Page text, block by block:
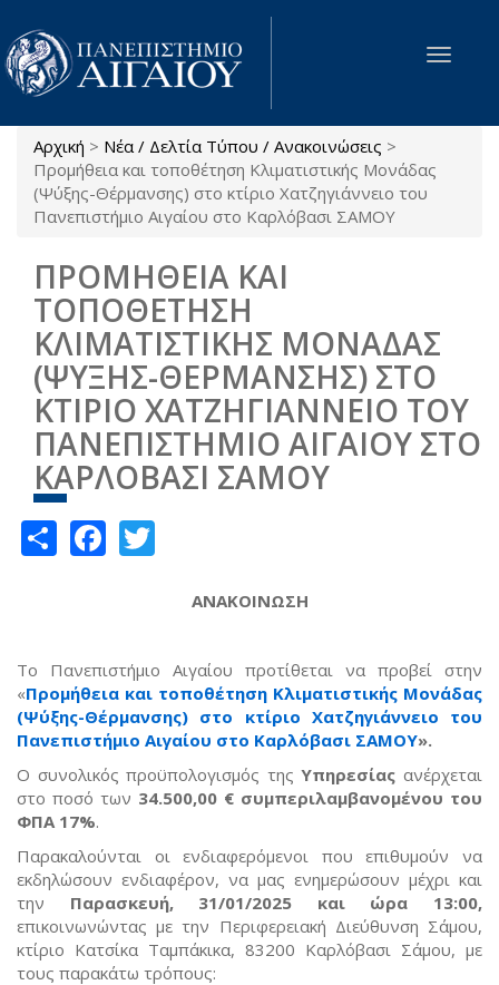
Παράκαμψη προς το κυρίως περιεχόμενο
Toggle
Είστε εδώ
Αρχική > Νέα / Δελτία Τύπου / Ανακοινώσεις >
Προμήθεια και τοποθέτηση Κλιματιστικής Μονάδας
(Ψύξης-Θέρμανσης) στο κτίριο Χατζηγιάννειο του
Πανεπιστήμιο Αιγαίου στο Καρλόβασι ΣΑΜΟΥ
ΠΡΟΜΗΘΕΙΑ ΚΑΙ
ΤΟΠΟΘΕΤΗΣΗ
ΚΛΙΜΑΤΙΣΤΙΚΗΣ ΜΟΝΑΔΑΣ
(ΨΥΞΗΣ-ΘΕΡΜΑΝΣΗΣ) ΣΤΟ
ΚΤΙΡΙΟ ΧΑΤΖΗΓΙΑΝΝΕΙΟ ΤΟΥ
ΠΑΝΕΠΙΣΤΗΜΙΟ ΑΙΓΑΙΟΥ ΣΤΟ
ΚΑΡΛΟΒΑΣΙ ΣΑΜΟΥ
ShareFacebook
ΑΝΑΚΟΙΝΩΣΗ
Το Πανεπιστήμιο Αιγαίου προτίθεται να προβεί στην
«Προμήθεια και τοποθέτηση Κλιματιστικής Μονάδας
(Ψύξης-Θέρμανσης) στο κτίριο Χατζηγιάννειο του
Πανεπιστήμιο Αιγαίου στο Καρλόβασι ΣΑΜΟΥ».
Ο συνολικός προϋπολογισμός τηςΥπηρεσίας ανέρχεται
στο ποσό των 34.500,00 € συμπεριλαμβανομένου του
ΦΠΑ 17%.
Παρακαλούνται οι ενδιαφερόμενοι που επιθυμούν να
εκδηλώσουν ενδιαφέρον, να μας ενημερώσουν μέχρι και
την Παρασκευή, 31/01/2025 και ώρα 13:00,
επικοινωνώντας με την Περιφερειακή Διεύθυνση Σάμου,
κτίριο Κατσίκα Ταμπάκικα, 83200 Καρλόβασι Σάμου, με
τους παρακάτω τρόπους: